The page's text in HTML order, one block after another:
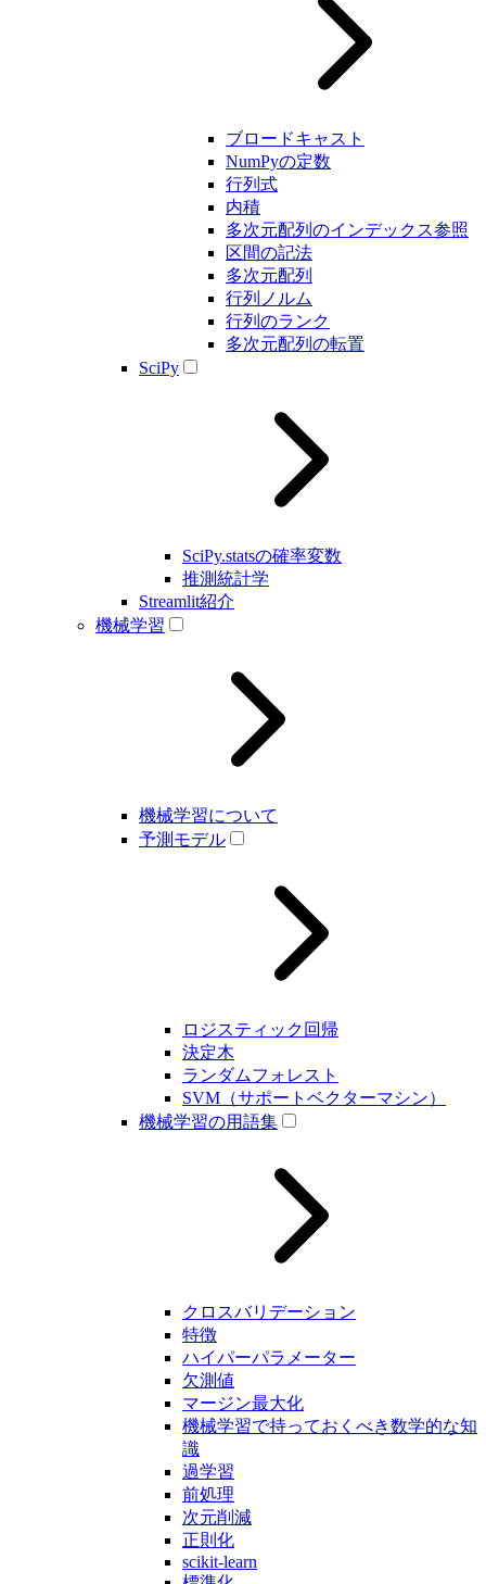
ブロードキャスト
NumPyの定数
行列式
内積
多次元配列のインデックス参照
区間の記法
多次元配列
行列ノルム
行列のランク
多次元配列の転置
SciPy
SciPy.statsの確率変数
推測統計学
Streamlit紹介
機械学習
機械学習について
予測モデル
ロジスティック回帰
決定木
ランダムフォレスト
SVM（サポートベクターマシン）
機械学習の用語集
クロスバリデーション
特徴
ハイパーパラメーター
欠測値
マージン最大化
機械学習で持っておくべき数学的な知
識
過学習
前処理
次元削減
正則化
scikit-learn